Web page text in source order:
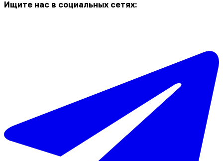
Ищите нас в социальных сетях: